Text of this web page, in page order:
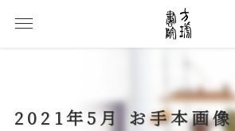
2021年5月 お手本画像